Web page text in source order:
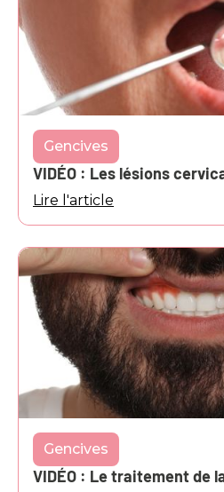
Gencives
VIDÉO : Les lésions
Lire l'article
Gencives
VIDÉO : Le traitement de